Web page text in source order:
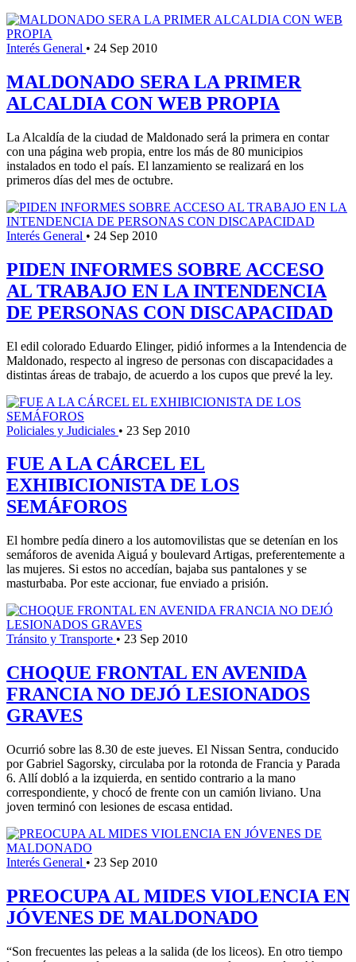
Interés General • 24 Sep 2010
MALDONADO SERA LA PRIMER
ALCALDIA CON WEB PROPIA
La Alcaldía de la ciudad de Maldonado será la primera en contar
con una página web propia, entre los más de 80 municipios
instalados en todo el país. El lanzamiento se realizará en los
primeros días del mes de octubre.
Interés General • 24 Sep 2010
PIDEN INFORMES SOBRE ACCESO
AL TRABAJO EN LA INTENDENCIA
DE PERSONAS CON DISCAPACIDAD
El edil colorado Eduardo Elinger, pidió informes a la Intendencia de
Maldonado, respecto al ingreso de personas con discapacidades a
distintas áreas de trabajo, de acuerdo a los cupos que prevé la ley.
Policiales y Judiciales • 23 Sep 2010
FUE A LA CÁRCEL EL
EXHIBICIONISTA DE LOS
SEMÁFOROS
El hombre pedía dinero a los automovilistas que se detenían en los
semáforos de avenida Aiguá y boulevard Artigas, preferentemente a
las mujeres. Si estos no accedían, bajaba sus pantalones y se
masturbaba. Por este accionar, fue enviado a prisión.
Tránsito y Transporte • 23 Sep 2010
CHOQUE FRONTAL EN AVENIDA
FRANCIA NO DEJÓ LESIONADOS
GRAVES
Ocurrió sobre las 8.30 de este jueves. El Nissan Sentra, conducido
por Gabriel Sagorsky, circulaba por la rotonda de Francia y Parada
6. Allí dobló a la izquierda, en sentido contrario a la mano
correspondiente, y chocó de frente con un camión liviano. Una
joven terminó con lesiones de escasa entidad.
Interés General • 23 Sep 2010
PREOCUPA AL MIDES VIOLENCIA EN
JÓVENES DE MALDONADO
“Son frecuentes las peleas a la salida (de los liceos). En otro tiempo